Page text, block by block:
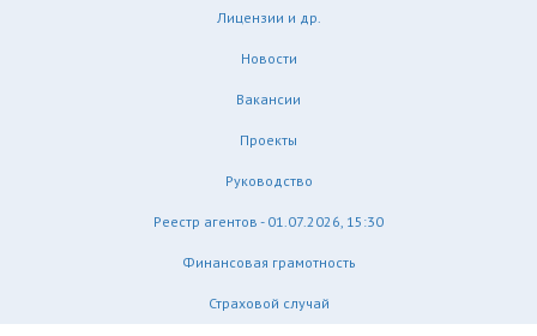
Лицензии и др.
Новости
Вакансии
Проекты
Руководство
Реестр агентов - 01.07.2026, 15:30
Финансовая грамотность
Страховой случай